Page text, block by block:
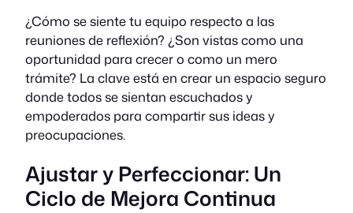
¿Cómo se siente tu equipo respecto a las
reuniones de reflexión? ¿Son vistas como una
oportunidad para crecer o como un mero
trámite? La clave está en crear un espacio seguro
donde todos se sientan escuchados y
empoderados para compartir sus ideas y
preocupaciones.
Ajustar y Perfeccionar: Un
Ciclo de Mejora Continua